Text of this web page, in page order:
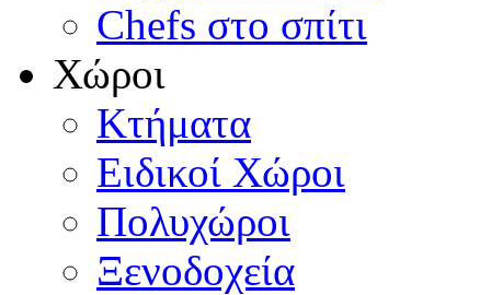
Chefs στο σπίτι
Χώροι
Κτήματα
Ειδικοί Χώροι
Πολυχώροι
Ξενοδοχεία